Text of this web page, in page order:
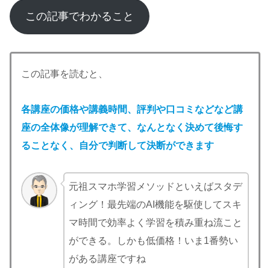
この記事でわかること
この記事を読むと、
各講座の価格や講義時間、評判や口コミなどなど講
座の全体像が理解できて、なんとなく決めて後悔す
ることなく、自分で判断して決断ができます
元祖スマホ学習メソッドといえばスタデ
ィング！最先端のAI機能を駆使してスキ
マ時間で効率よく学習を積み重ね流こと
ができる。しかも低価格！いま1番勢い
がある講座ですね